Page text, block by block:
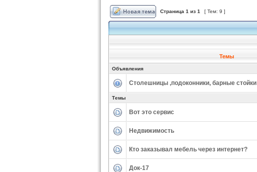
Страница 1 из 1 [ Тем: 9 ]
Темы
Объявления
Столешницы ,подоконники, барные стойки
Темы
Вот это сервис
Недвижимость
Кто заказывал мебель через интернет?
Док-17